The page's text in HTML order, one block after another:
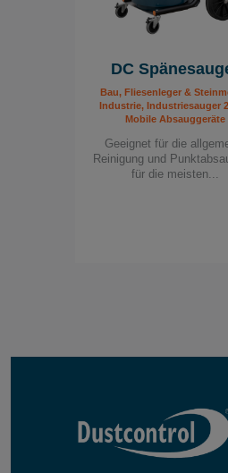
DC
Bau, Fliesenleger &
Industrie, Industriesauger
Mobile Absauggeräte
Geeignet für die
Reinigung und
für die meisten...